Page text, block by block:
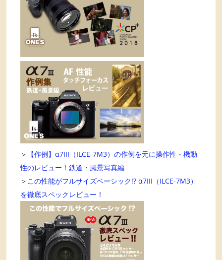
＞ 【作例】α7III（ILCE-7M3）の作例を元に操作性・機動
性のレビュー！鉄道・風景写真編
＞ この性能がフルサイズベーシック!? α7III（ILCE-7M3）
を徹底スペックレビュー！